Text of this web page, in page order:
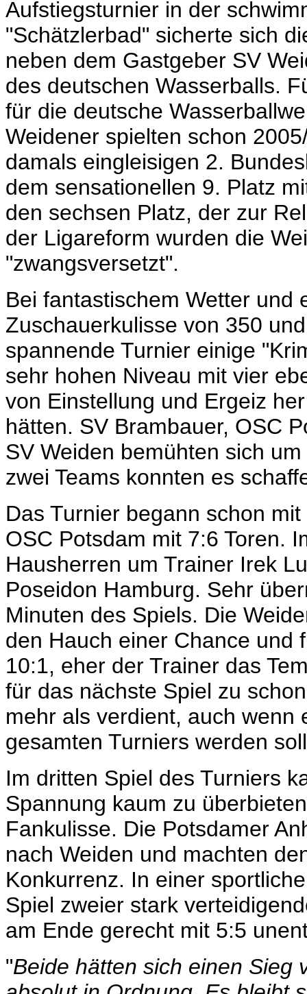
Aufstiegsturnier in der
"Schätzlerbad" sicherte sich
neben dem Gastgeber SV
des deutschen Wasserballs.
für die deutsche
Weidener spielten schon
damals eingleisigen 2.
dem sensationellen 9. Platz
den sechsen Platz, der zur
der Ligareform wurden die
"zwangsversetzt".
Bei fantastischem Wetter und
Zuschauerkulisse von 350
spannende Turnier einige
sehr hohen Niveau mit vier
von Einstellung und Ergeiz
hätten. SV Brambauer, OSC
SV Weiden bemühten sich
zwei Teams konnten es
Das Turnier begann schon
OSC Potsdam mit 7:6 Toren.
Hausherren um Trainer Irek
Poseidon Hamburg. Sehr
Minuten des Spiels. Die
den Hauch einer Chance und
10:1, eher der Trainer das
für das nächste Spiel zu
mehr als verdient, auch wenn
gesamten Turniers werden
Im dritten Spiel des Turniers
Spannung kaum zu
Fankulisse. Die Potsdamer
nach Weiden und machten
Konkurrenz. In einer
Spiel zweier stark
am Ende gerecht mit 5:5
"Beide hätten sich einen Sieg